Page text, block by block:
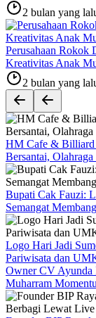
2 bulan yang
Perusahaan
Kreativitas Anak
2 bulan yang
HM Cafe & Billiard
Bersantai,
Bupati Cak Fauzi:
Semangat
Logo Hari Jadi
Pariwisata dan
Owner CV Ayunda
Muharram